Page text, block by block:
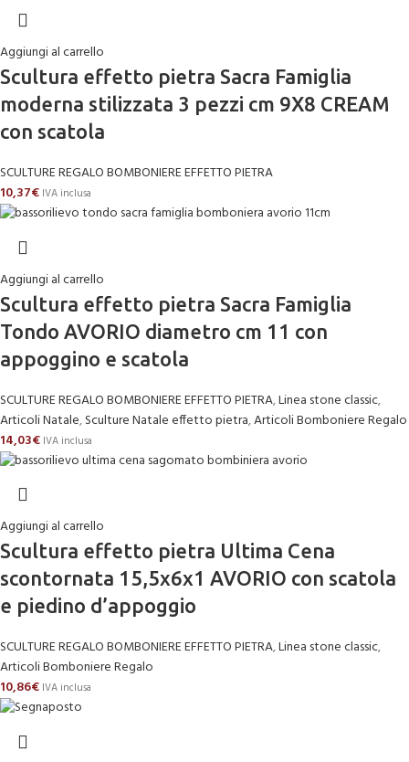
Aggiungi al carrello
Scultura effetto pietra Sacra Famiglia
moderna stilizzata 3 pezzi cm 9X8 CREAM
con scatola
SCULTURE REGALO BOMBONIERE EFFETTO PIETRA
10,37€ IVA inclusa
Aggiungi al carrello
Scultura effetto pietra Sacra Famiglia
Tondo AVORIO diametro cm 11 con
appoggino e scatola
SCULTURE REGALO BOMBONIERE EFFETTO PIETRA,Linea stone classic,
Articoli Natale,Sculture Natale effetto pietra,Articoli Bomboniere Regalo
14,03€ IVA inclusa
Aggiungi al carrello
Scultura effetto pietra Ultima Cena
scontornata 15,5x6x1 AVORIO con scatola
e piedino d’appoggio
SCULTURE REGALO BOMBONIERE EFFETTO PIETRA,Linea stone classic,
Articoli Bomboniere Regalo
10,86€ IVA inclusa